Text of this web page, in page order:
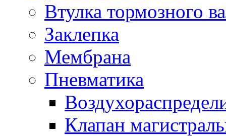
Втулка тормозного
Заклепка
Мембрана
Пневматика
Клапан